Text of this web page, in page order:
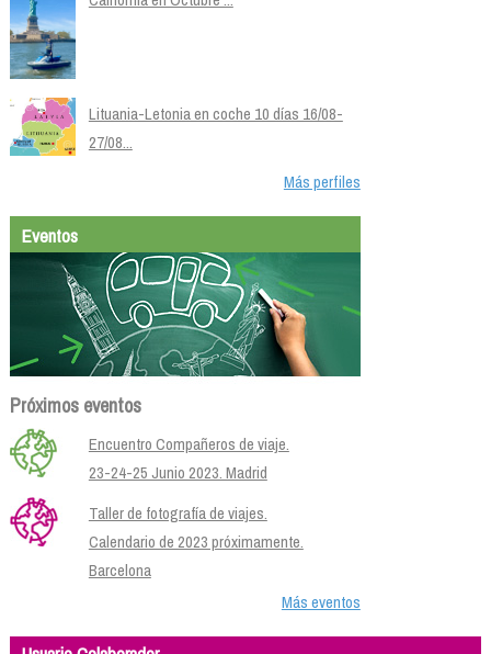
Lituania-Letonia en coche 10 días 16/08-
27/08...
Más perfiles
Eventos
Próximos eventos
Encuentro Compañeros de viaje.
23-24-25 Junio 2023. Madrid
Taller de fotografía de viajes.
Calendario de 2023 próximamente.
Barcelona
Más eventos